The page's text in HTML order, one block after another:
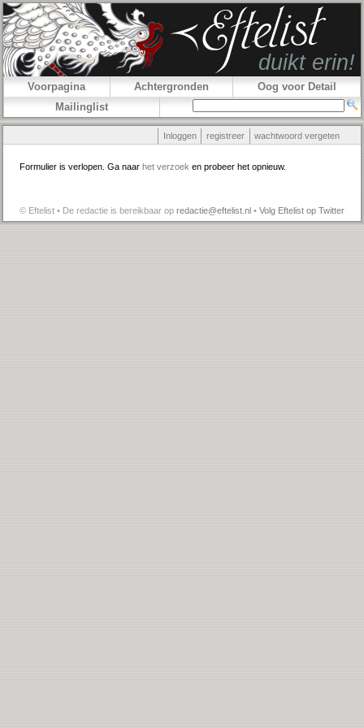
Voorpagina Achtergronden
Oog voor Detail
Mailinglist
Inloggen registreer wachtwoord vergeten
Formulier is verlopen. Ga naar het verzoek en probeer het opnieuw.
© Eftelist • De redactie is bereikbaar op redactie@eftelist.nl • Volg Eftelist op Twitter